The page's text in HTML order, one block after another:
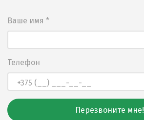
Ваше имя *
Телефон
Перезвоните мне!